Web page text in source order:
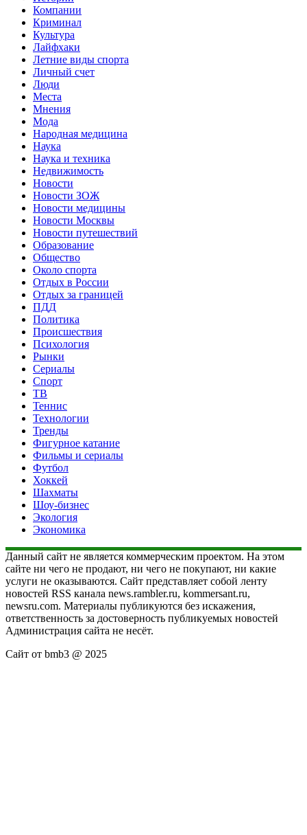
Компании
Криминал
Культура
Лайфхаки
Летние виды спорта
Личный счет
Люди
Места
Мнения
Мода
Народная медицина
Наука
Наука и техника
Недвижимость
Новости
Новости ЗОЖ
Новости медицины
Новости Москвы
Новости путешествий
Образование
Общество
Около спорта
Отдых в России
Отдых за границей
ПДД
Политика
Происшествия
Психология
Рынки
Сериалы
Спорт
ТВ
Теннис
Технологии
Тренды
Фигурное катание
Фильмы и сериалы
Футбол
Хоккей
Шахматы
Шоу-бизнес
Экология
Экономика
Данный сайт не является коммерческим проектом. На этом
сайте ни чего не продают, ни чего не покупают, ни какие
услуги не оказываются. Сайт представляет собой ленту
новостей RSS канала news.rambler.ru, kommersant.ru,
newsru.com. Материалы публикуются без искажения,
ответственность за достоверность публикуемых новостей
Администрация сайта не несёт.
Сайт от bmb3 @ 2025